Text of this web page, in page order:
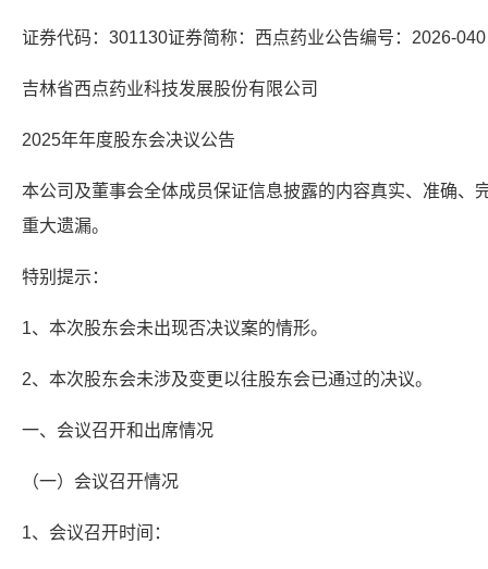
证券代码：301130证券简称：西点药业公告编号：2026-040
吉林省西点药业科技发展股份有限公司
2025年年度股东会决议公告
本公司及董事会全体成员保证信息披露的内容真实、准确、
重大遗漏。
特别提示：
1、本次股东会未出现否决议案的情形。
2、本次股东会未涉及变更以往股东会已通过的决议。
一、会议召开和出席情况
（一）会议召开情况
1、会议召开时间：